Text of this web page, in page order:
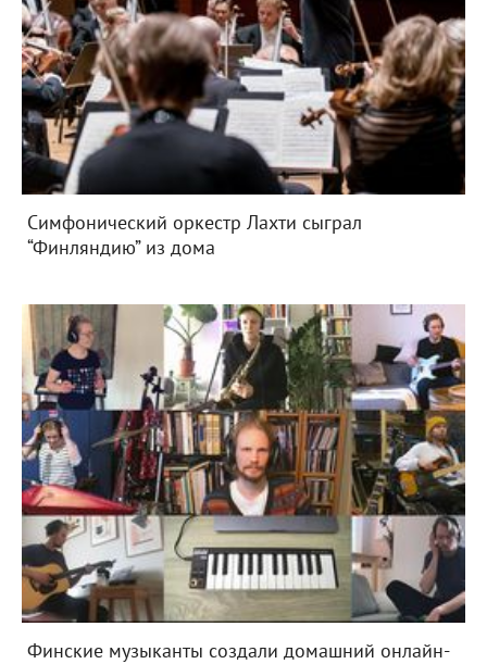
Симфонический оркестр Лахти сыграл
“Финляндию” из дома
Финские музыканты создали домашний онлайн-